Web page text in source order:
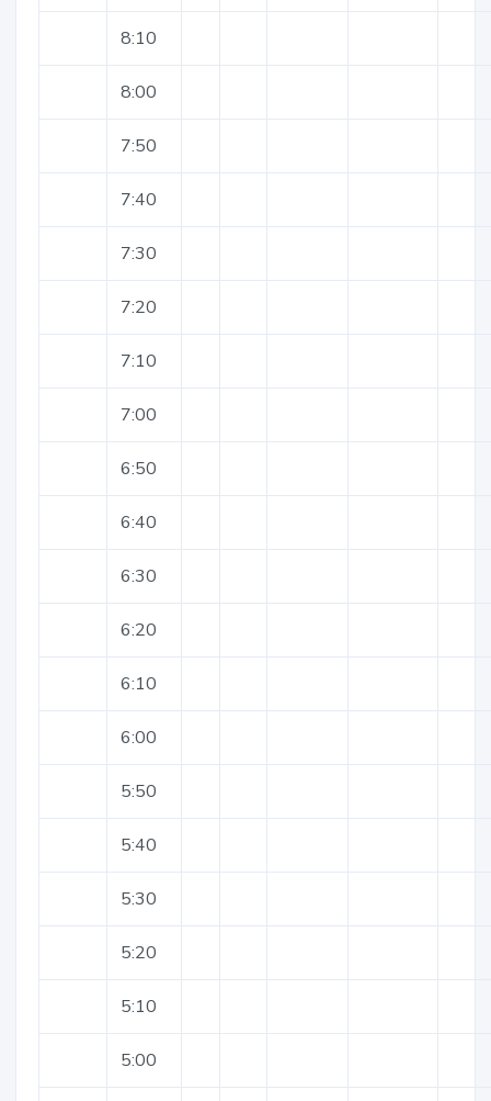
8:10
8:00
7:50
7:40
7:30
7:20
7:10
7:00
6:50
6:40
6:30
6:20
6:10
6:00
5:50
5:40
5:30
5:20
5:10
5:00